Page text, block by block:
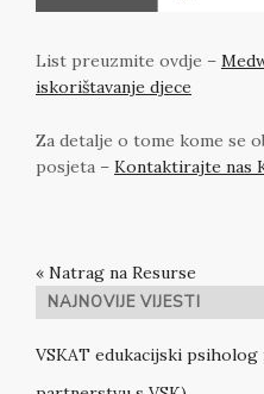
List preuzmite ovdje –
iskorištavanje djece
Za detalje o tome kome se
posjeta – Kontaktirajte nas
« Natrag na Resurse
NAJNOVIJE VIJESTI
VSKAT edukacijski